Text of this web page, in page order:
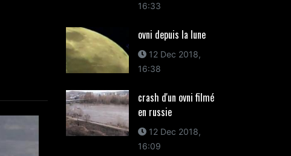
16:33
ovni depuis la lune
12 Dec 2018,
16:38
crash d'un ovni filmé
en russie
12 Dec 2018,
16:09